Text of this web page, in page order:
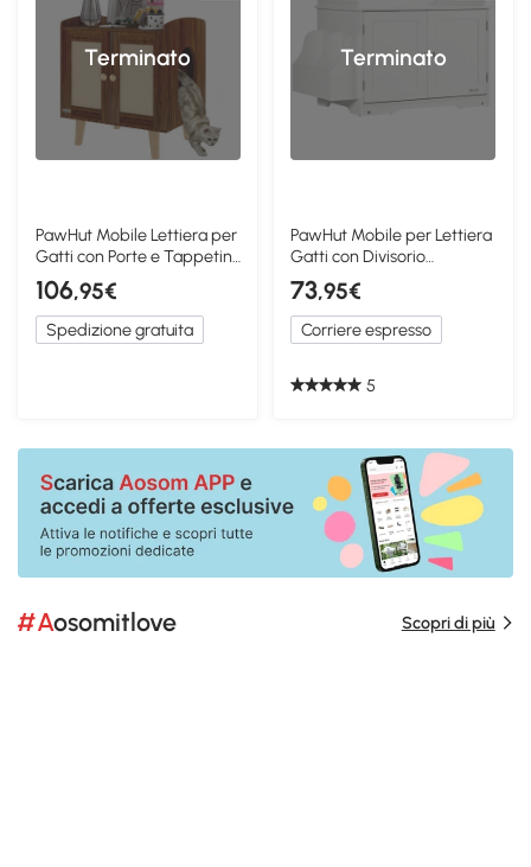
Terminato
PawHut Mobile Lettiera per
Gatti con Porte e Tappetini
in Sisal, 55x43x59,6 cm,
Marrone
106,95€
Spedizione gratuita
Terminato
PawHut Mobile per Lettiera
Gatti con Divisorio
Regolabile Bianco
73,95€
Corriere espresso
5
#Aosomitlove Scopri di più